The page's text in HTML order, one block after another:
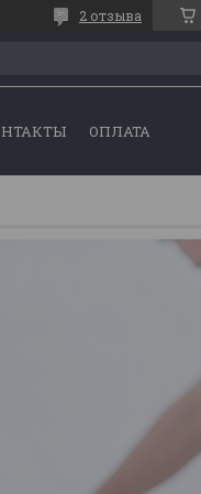
2 отзыва
ОПЛАТА